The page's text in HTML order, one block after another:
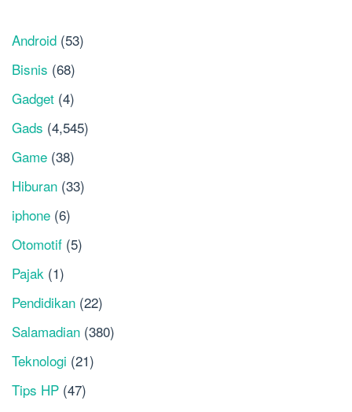
Android (53)
Bisnis (68)
Gadget (4)
Gads (4,545)
Game (38)
Hiburan (33)
iphone (6)
Otomotif (5)
Pajak (1)
Pendidikan (22)
Salamadian (380)
Teknologi (21)
Tips HP (47)